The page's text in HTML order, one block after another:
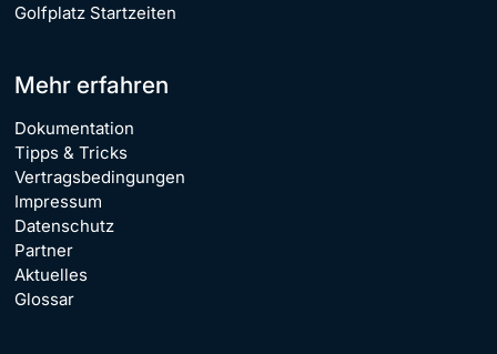
Golfplatz Startzeiten
Mehr erfahren
Dokumentation
Tipps & Tricks
Vertragsbedingungen
Impressum
Datenschutz
Partner
Aktuelles
Glossar